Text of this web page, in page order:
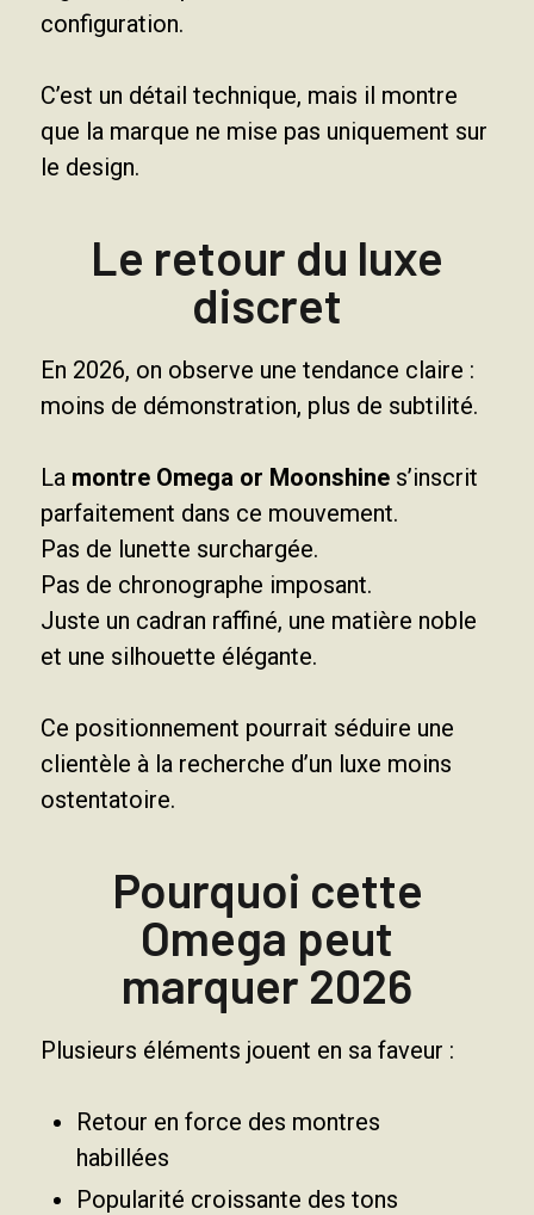
configuration.
C’est un détail technique, mais il montre
que la marque ne mise pas uniquement sur
le design.
Le retour du luxe
discret
En 2026, on observe une tendance claire :
moins de démonstration, plus de subtilité.
La montre Omega or Moonshine s’inscrit
parfaitement dans ce mouvement.
Pas de lunette surchargée.
Pas de chronographe imposant.
Juste un cadran raffiné, une matière noble
et une silhouette élégante.
Ce positionnement pourrait séduire une
clientèle à la recherche d’un luxe moins
ostentatoire.
Pourquoi cette
Omega peut
marquer 2026
Plusieurs éléments jouent en sa faveur :
Retour en force des montres
habillées
Popularité croissante des tons